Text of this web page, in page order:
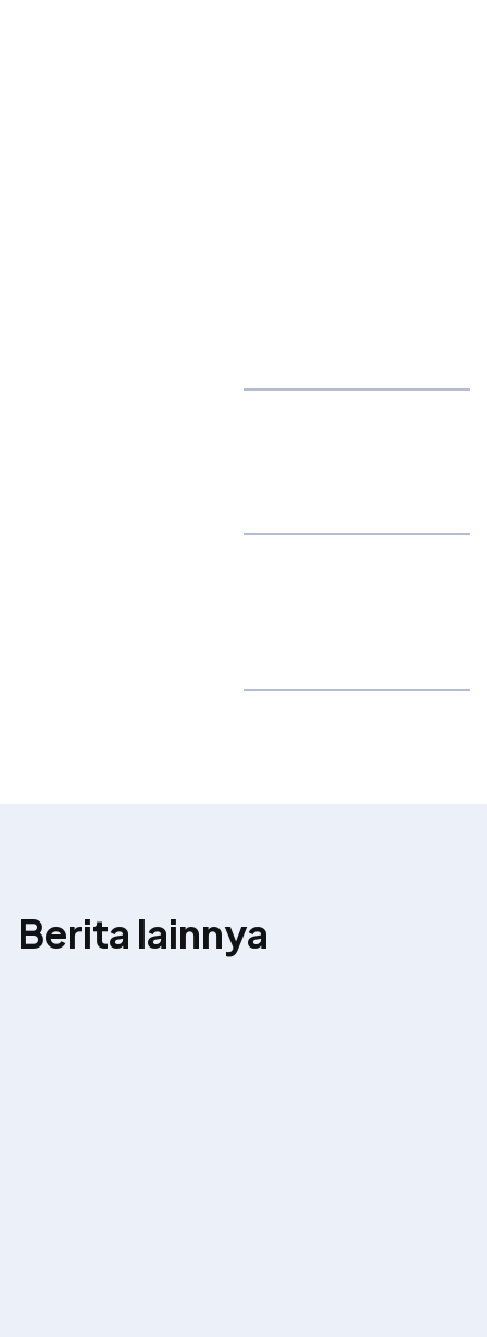
Berita lainnya